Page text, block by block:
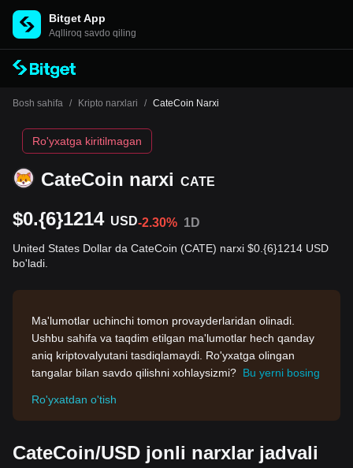
Bitget App
Aqlliroq savdo qiling
Bosh sahifa / Kripto narxlari / CateCoin Narxi
CateCoin narxi CATE
Ro'yxatga kiritilmagan
$0.{6}1214 USD-2.30% 1D
United States Dollar da CateCoin (CATE) narxi $0.{6}1214 USD
bo'ladi.
Ma'lumotlar uchinchi tomon provayderlaridan olinadi.
Ushbu sahifa va taqdim etilgan ma'lumotlar hech qanday
aniq kriptovalyutani tasdiqlamaydi. Ro'yxatga olingan
tangalar bilan savdo qilishni xohlaysizmi? Bu yerni bosing
Ro'yxatdan o'tish
CateCoin/USD jonli narxlar jadvali